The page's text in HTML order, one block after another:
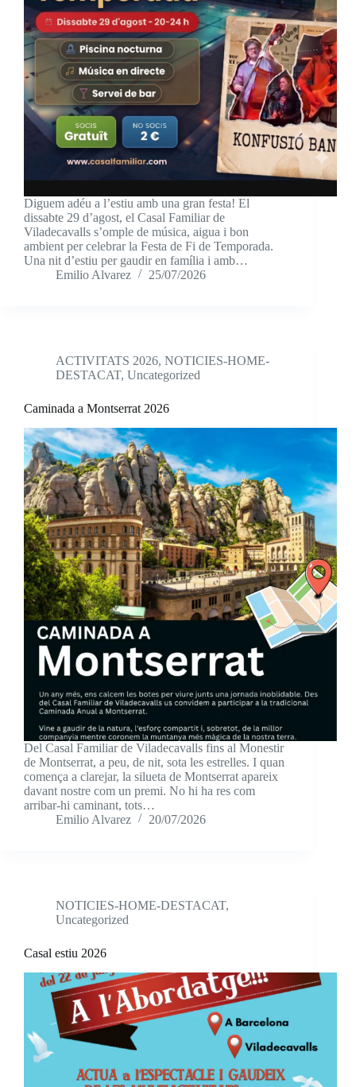
Diguem adéu a l’estiu amb una gran festa! El
dissabte 29 d’agost, el Casal Familiar de
Viladecavalls s’omple de música, aigua i bon
ambient per celebrar la Festa de Fi de Temporada.
Una nit d’estiu per gaudir en família i amb…
Emilio Alvarez
25/07/2026
ACTIVITATS 2026, NOTICIES-HOME-
DESTACAT, Uncategorized
Caminada a Montserrat 2026
Del Casal Familiar de Viladecavalls fins al Monestir
de Montserrat, a peu, de nit, sota les estrelles. I quan
comença a clarejar, la silueta de Montserrat apareix
davant nostre com un premi. No hi ha res com
arribar-hi caminant, tots…
Emilio Alvarez
20/07/2026
NOTICIES-HOME-DESTACAT,
Uncategorized
Casal estiu 2026